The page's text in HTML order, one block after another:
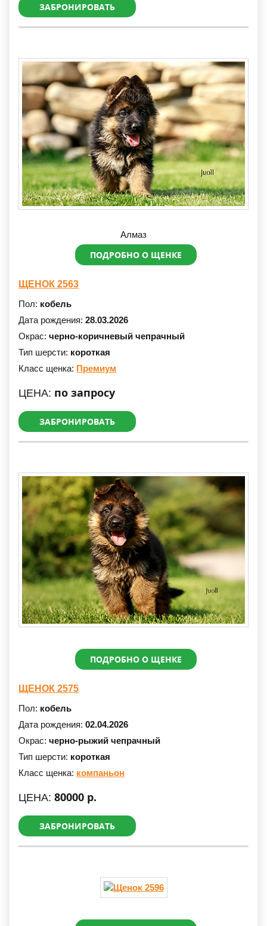
ЗАБРОНИРОВАТЬ
Алмаз
ПОДРОБНО О ЩЕНКЕ
ЩЕНОК 2563
Пол: кобель
Дата рождения: 28.03.2026
Окрас: черно-коричневый чепрачный
Тип шерсти: короткая
Класс щенка: Премиум
ЦЕНА: по запросу
ЗАБРОНИРОВАТЬ
ПОДРОБНО О ЩЕНКЕ
ЩЕНОК 2575
Пол: кобель
Дата рождения: 02.04.2026
Окрас: черно-рыжий чепрачный
Тип шерсти: короткая
Класс щенка: компаньон
ЦЕНА: 80000 р.
ЗАБРОНИРОВАТЬ